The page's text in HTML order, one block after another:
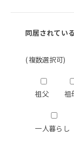
同居されてい
(複数選択可)
祖父 祖
一人暮らし